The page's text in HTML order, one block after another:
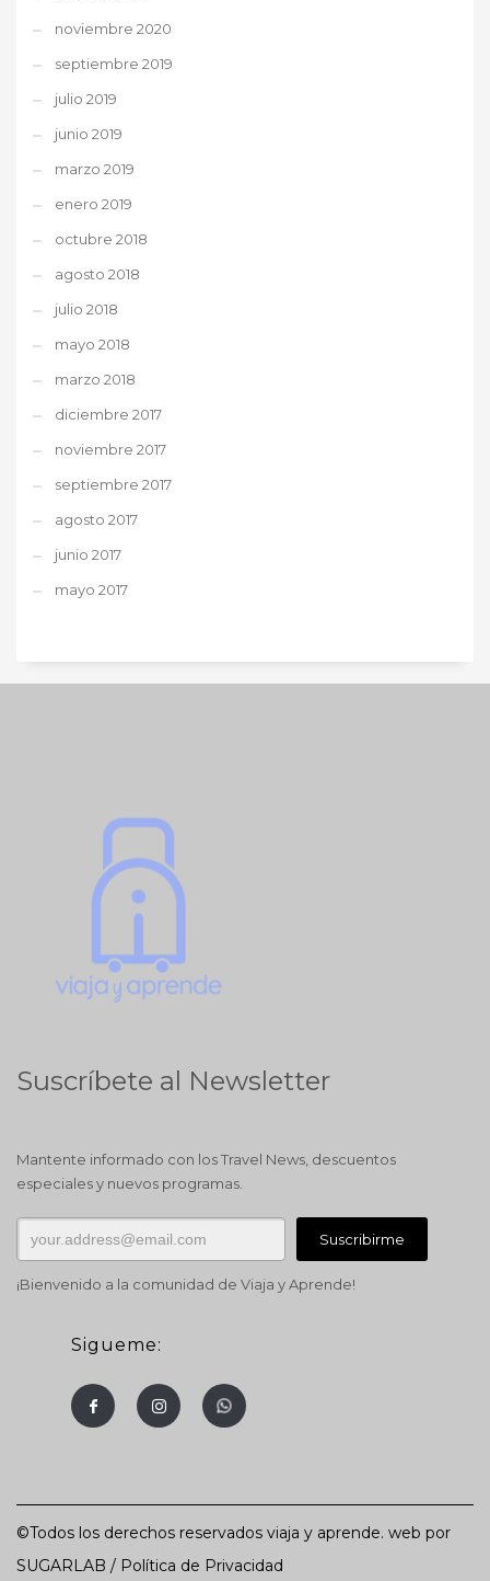
noviembre 2020
septiembre 2019
julio 2019
junio 2019
marzo 2019
enero 2019
octubre 2018
agosto 2018
julio 2018
mayo 2018
marzo 2018
diciembre 2017
noviembre 2017
septiembre 2017
agosto 2017
junio 2017
mayo 2017
Suscríbete al Newsletter
Mantente informado con los Travel News, descuentos
especiales y nuevos programas.
¡Bienvenido a la comunidad de Viaja y Aprende!
Sigueme:
©Todos los derechos reservados viaja y aprende. web por
SUGARLAB / Política de Privacidad